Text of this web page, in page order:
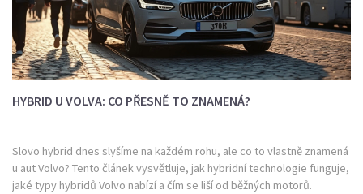
HYBRID U VOLVA: CO PŘESNĚ TO ZNAMENÁ?
Slovo hybrid dnes slyšíme na každém rohu, ale co to vlastně znamená
u aut Volvo? Tento článek vysvětluje, jak hybridní technologie funguje,
jaké typy hybridů Volvo nabízí a čím se liší od běžných motorů.